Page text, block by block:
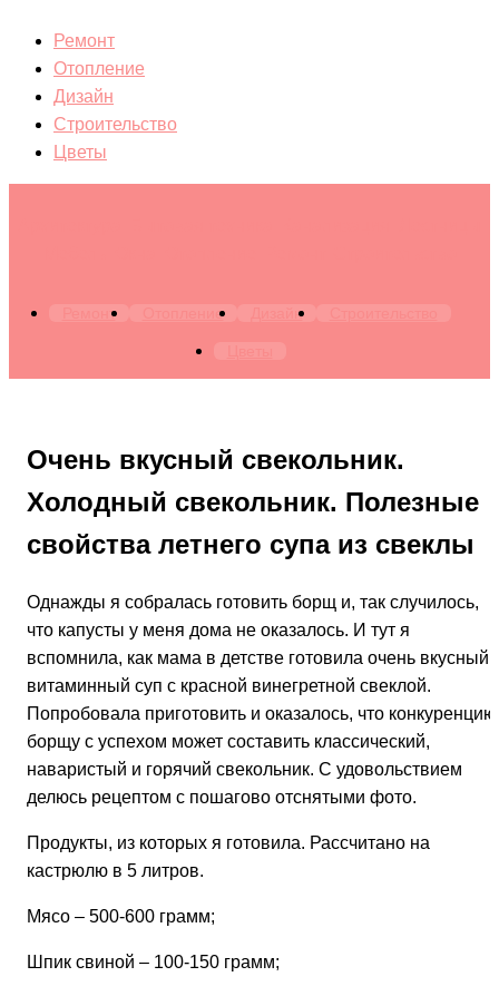
Ремонт
Отопление
Дизайн
Строительство
Цветы
Ремонт Отопление Дизайн
Очень вкусный свекольник.
Холодный свекольник. Полезные
свойства летнего супа из свеклы
Однажды я собралась готовить борщ и, так случилось,
что капусты у меня дома не оказалось. И тут я
вспомнила, как мама в детстве готовила очень вкусный
витаминный суп с красной винегретной свеклой.
Попробовала приготовить и оказалось, что конкуренцию
борщу с успехом может составить классический,
наваристый и горячий свекольник. С удовольствием
делюсь рецептом с пошагово отснятыми фото.
Продукты, из которых я готовила. Рассчитано на
кастрюлю в 5 литров.
Мясо – 500-600 грамм;
Шпик свиной – 100-150 грамм;